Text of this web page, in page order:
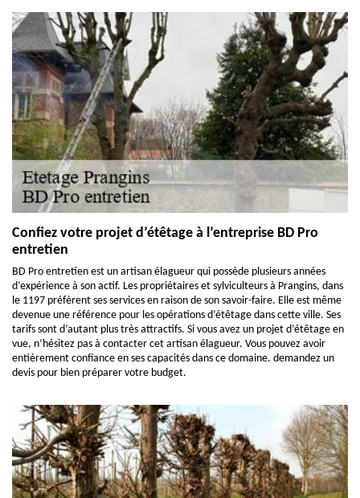
Confiez votre projet d’étêtage à l’entreprise BD Pro
entretien
BD Pro entretien est un artisan élagueur qui possède plusieurs années
d’expérience à son actif. Les propriétaires et sylviculteurs à Prangins, dans
le 1197 préfèrent ses services en raison de son savoir-faire. Elle est même
devenue une référence pour les opérations d’étêtage dans cette ville. Ses
tarifs sont d’autant plus très attractifs. Si vous avez un projet d’étêtage en
vue, n’hésitez pas à contacter cet artisan élagueur. Vous pouvez avoir
entièrement confiance en ses capacités dans ce domaine. demandez un
devis pour bien préparer votre budget.